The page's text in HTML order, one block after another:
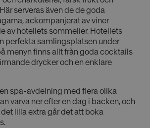
serveras även de de goda
ackompanjerat av viner
av hotellets sommelier. Hotellets
perfekta samlingsplatsen under
menyn finns allt från goda cocktails
drycker och en enklare
spa-avdelning med flera olika
varva ner efter en dag i backen, och
lilla extra går det att boka